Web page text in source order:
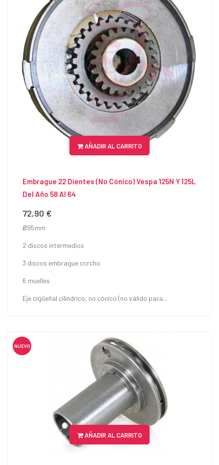
AÑADIR AL CARRITO
Embrague 22 Dientes (No Cónico) Vespa 125N Y 125L
Del Año 58 Al 64
Precio
72,90 €
Ø95mm
2 discos intermedios
3 discos embrague corcho
6 muelles
Eje cigüeñal cilíndrico, no cónico (no válido para...
NUEVO
AÑADIR AL CARRITO